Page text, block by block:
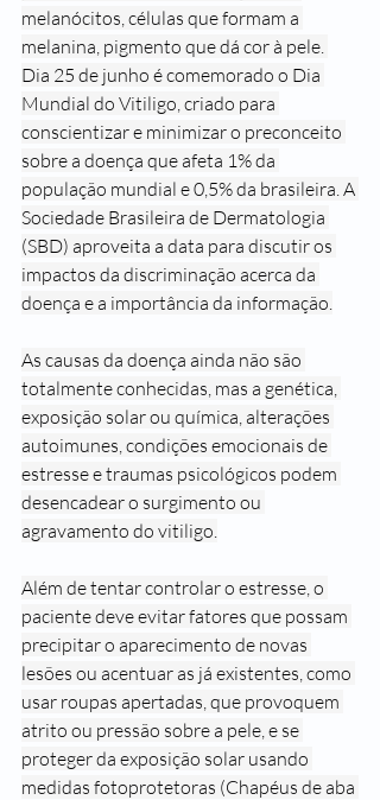
melanócitos, células que formam a
melanina, pigmento que dá cor à pele.
Dia 25 de junho é comemorado o Dia
Mundial do Vitiligo, criado para
conscientizar e minimizar o preconceito
sobre a doença que afeta 1% da
população mundial e 0,5% da brasileira. A
Sociedade Brasileira de Dermatologia
(SBD) aproveita a data para discutir os
impactos da discriminação acerca da
doença e a importância da informação.
As causas da doença ainda não são
totalmente conhecidas, mas a genética,
exposição solar ou química, alterações
autoimunes, condições emocionais de
estresse e traumas psicológicos podem
desencadear o surgimento ou
agravamento do vitiligo.
Além de tentar controlar o estresse, o
paciente deve evitar fatores que possam
precipitar o aparecimento de novas
lesões ou acentuar as já existentes, como
usar roupas apertadas, que provoquem
atrito ou pressão sobre a pele, e se
proteger da exposição solar usando
medidas fotoprotetoras (Chapéus de aba